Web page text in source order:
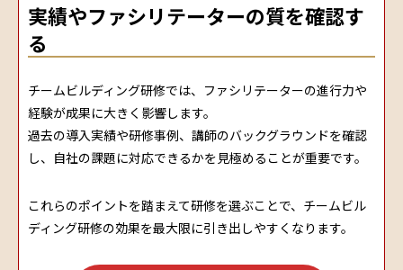
実績やファシリテーターの質を確認す
る
チームビルディング研修では、ファシリテーターの進行力や
経験が成果に大きく影響します。
過去の導入実績や研修事例、講師のバックグラウンドを確認
し、自社の課題に対応できるかを見極めることが重要です。
これらのポイントを踏まえて研修を選ぶことで、チームビル
ディング研修の効果を最大限に引き出しやすくなります。